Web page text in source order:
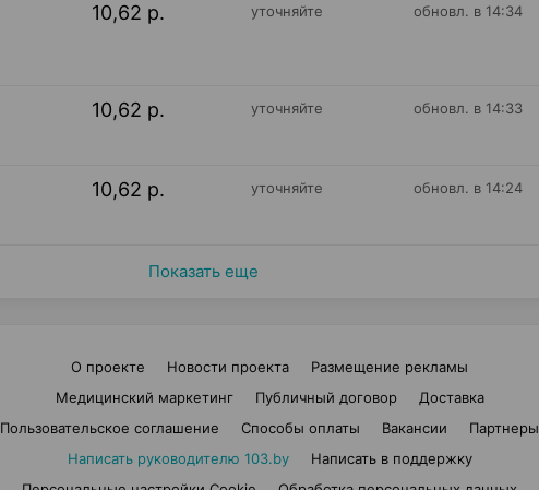
10,62 р. уточняйте обновл. в 14:34
10,62 р. уточняйте обновл. в 14:33
10,62 р. уточняйте обновл. в 14:24
Показать еще
О проекте Новости проекта
Размещение рекламы
Медицинский маркетинг
Публичный договор
Доставка
Пользовательское соглашение
Способы оплаты Вакансии
Партнеры
Написать руководителю 103.by
Написать в поддержку